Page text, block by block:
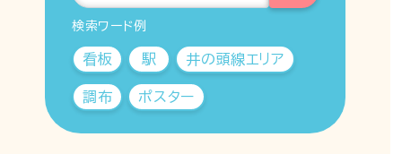
検索ワード例
看板 駅 井の頭線エリア
調布 ポスター